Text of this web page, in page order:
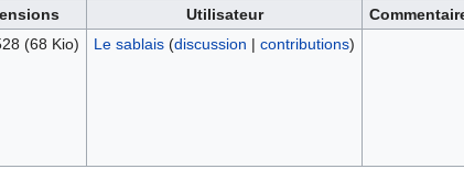
Utilisateur
(68 Kio) Le sablais (discussion | contributions)